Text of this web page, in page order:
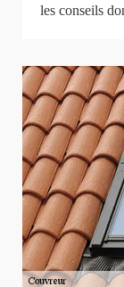
les conseils